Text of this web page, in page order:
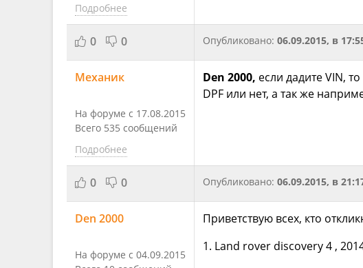
Подробнее
0 0 Опубликовано: 06.09.2015, в
Механик
На форуме с 17.08.2015
Всего 535 сообщений
Подробнее
Den 2000, если дадите VIN,
DPF или нет, а так же
0 0 Опубликовано: 06.09.2015, в
Den 2000
На форуме с 04.09.2015
Приветствую всех, кто
1. Land rover discovery 4 ,